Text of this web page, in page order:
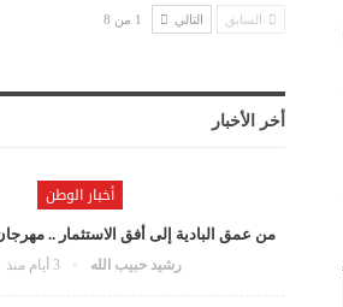
السابق التالي 1 من 8
أخر الأخبار
أخبار الوطن
من عمق البادية إلى أفق الاستثمار ..
رشيد حبيب الله 3 أيام منذ